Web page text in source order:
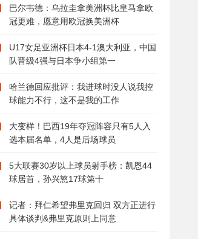
巴尔韦德：乌拉圭拿美洲杯比皇马拿欧
冠更难，愿意用欧冠换美洲杯
U17女足亚洲杯日本4-1澳大利亚，中国
队晋级4强与日本争小组第一
哈兰德回应批评：我进球时没人说我控
球能力不行，这不是我的工作
大变样！巴西19年夺冠阵容只有5人入
选本届名单，4人是后场球员
5大联赛30岁以上球员射手榜：凯恩44
球居首，孙兴慜17球第十
记者：拜仁希望弗里克回归 双方正进行
具体谈判&弗里克原则上同意